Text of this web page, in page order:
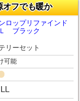
オフでも暖か
ロップリファインド
ブラック
リーセット
可能